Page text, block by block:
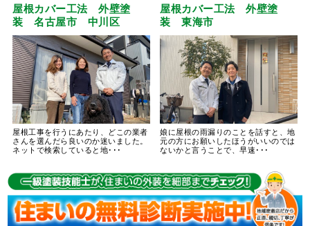
屋根カバー工法 外壁塗
装 名古屋市 中川区
屋根工事を行うにあたり、どこの業者
さんを選んだら良いのか迷いました。
ネットで検索していると地･･･
屋根カバー工法 外壁塗
装 東海市
娘に屋根の雨漏りのことを話すと、地
元の方にお願いしたほうがいいのでは
ないかと言うことで、早速･･･